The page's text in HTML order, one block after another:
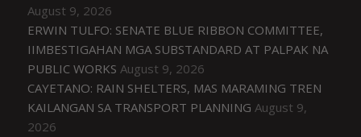
August 9, 2026
ERWIN TULFO: SENATE BLUE RIBBON COMMITTEE,
IIMBESTIGAHAN MGA SUBSTANDARD AT PALPAK NA
PUBLIC WORKS August 9, 2026
CAYETANO: RAIN SHELTERS, MAS MARAMING TREN
KAILANGAN SA TRANSPORT PLANNING August 9,
2026